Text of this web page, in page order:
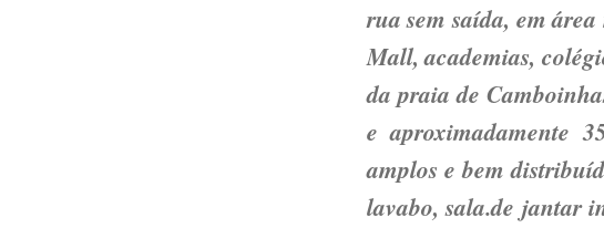
rua sem saída, em
Mall, academias,
da praia de
e aproximadamente
amplos e bem
lavabo, sala.de jantar